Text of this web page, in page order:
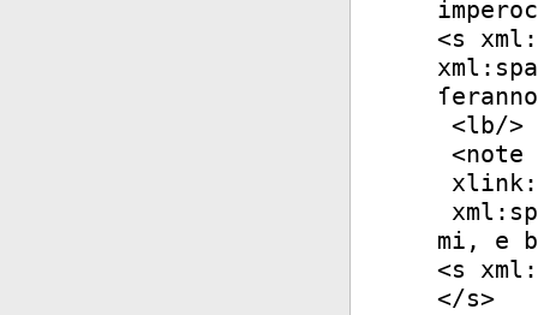
<s
<lb/>
<note
mi, e
<s
</s>